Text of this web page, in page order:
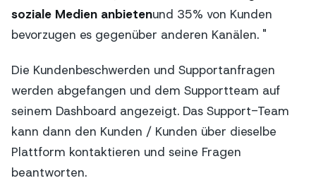
soziale Medien anbietenund 35% von Kunden
bevorzugen es gegenüber anderen Kanälen. "
Die Kundenbeschwerden und Supportanfragen
werden abgefangen und dem Supportteam auf
seinem Dashboard angezeigt. Das Support-Team
kann dann den Kunden / Kunden über dieselbe
Plattform kontaktieren und seine Fragen
beantworten.